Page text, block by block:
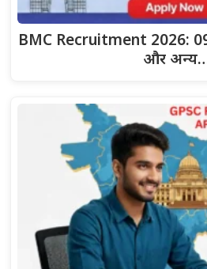
BMC Recruitment 2026:
और